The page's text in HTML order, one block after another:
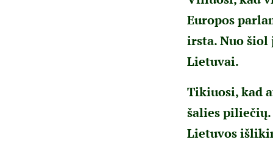
Europos
irsta. Nuo šiol
Lietuvai.
Tikiuosi, kad
šalies piliečių.
Lietuvos